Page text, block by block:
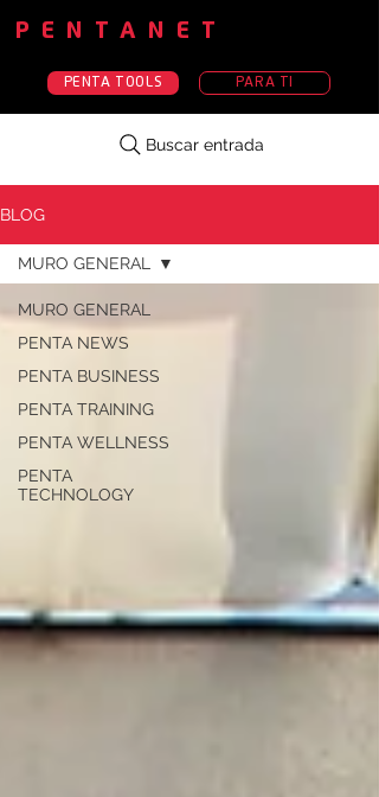
PENTANET
PARA TI
PENTA TOOLS
Buscar entrada
BLOG
MURO GENERAL
PENTA NEWS
PENTA BUSINESS
PENTA TRAINING
PENTA WELLNESS
PENTA
TECHNOLOGY
MURO GENERAL